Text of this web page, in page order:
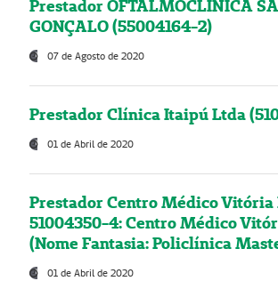
Prestador OFTALMOCLÍNICA
GONÇALO (55004164-2)
07 de Agosto de 2020
Prestador Clínica Itaipú Ltda
01 de Abril de 2020
Prestador Centro Médico Vitória
51004350-4: Centro Médico
(Nome Fantasia: Policlínica
01 de Abril de 2020